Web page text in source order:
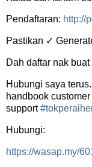
Pendaftaran: http://
Pastikan ✓
Dah daftar nak
Hubungi saya
handbook
support
Hubungi:
https://wasap.my/